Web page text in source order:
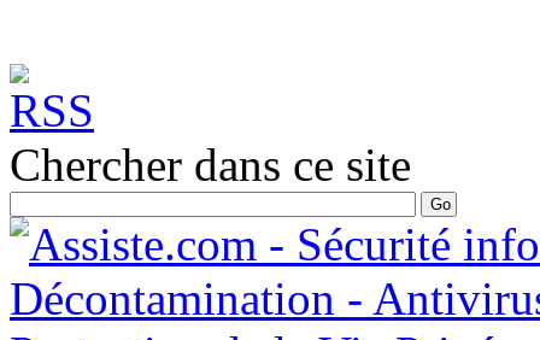
Chercher dans ce site